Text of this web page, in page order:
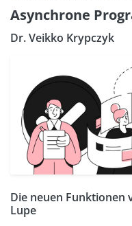
Asynchrone
Dr. Veikko Krypczyk
Die neuen Funktionen
Lupe